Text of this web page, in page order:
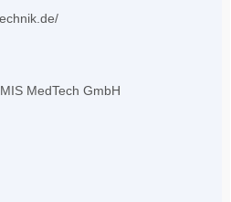
MedTech GmbH